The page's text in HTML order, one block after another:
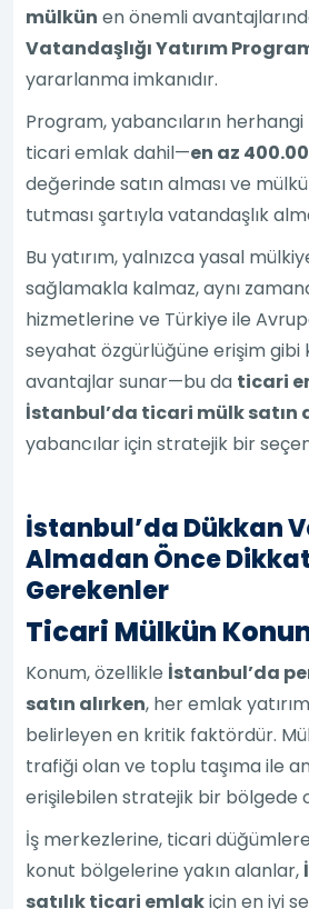
mülkün en önemli
Vatandaşlığı Yatırım
yararlanma imkanıdır.
Program, yabancıların
ticari emlak dahil—en az
değerinde satın alması ve mülkü
tutması şartıyla vatandaşlık
Bu yatırım, yalnızca yasal
sağlamakla kalmaz, aynı
hizmetlerine ve Türkiye ile
seyahat özgürlüğüne erişim gibi
avantajlar sunar—bu da ticari
İstanbul’da ticari mülk satın
yabancılar için stratejik bir
İstanbul’da Dükkan
Almadan Önce
Gerekenler
Ticari Mülkün
Konum, özellikle İstanbul’da
satın alırken, her emlak
belirleyen en kritik faktördür.
trafiği olan ve toplu taşıma ile
erişilebilen stratejik bir bölgede
İş merkezlerine, ticari
konut bölgelerine yakın alanlar,
satılık ticari emlakiçin en iyi